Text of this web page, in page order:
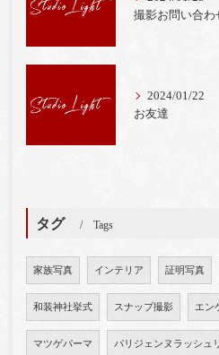
撮影お問い合わ
2024/01/22
お友達
タグ Tags
家族写真 インテリア 証明写真
和装神社挙式 スナップ撮影 エン
マツゲパーマ パリジェンヌラッシュ